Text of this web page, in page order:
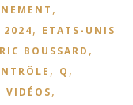
,
2024, ETATS-UNIS
BOUSSARD ,
, Q ,
VIDÉOS,